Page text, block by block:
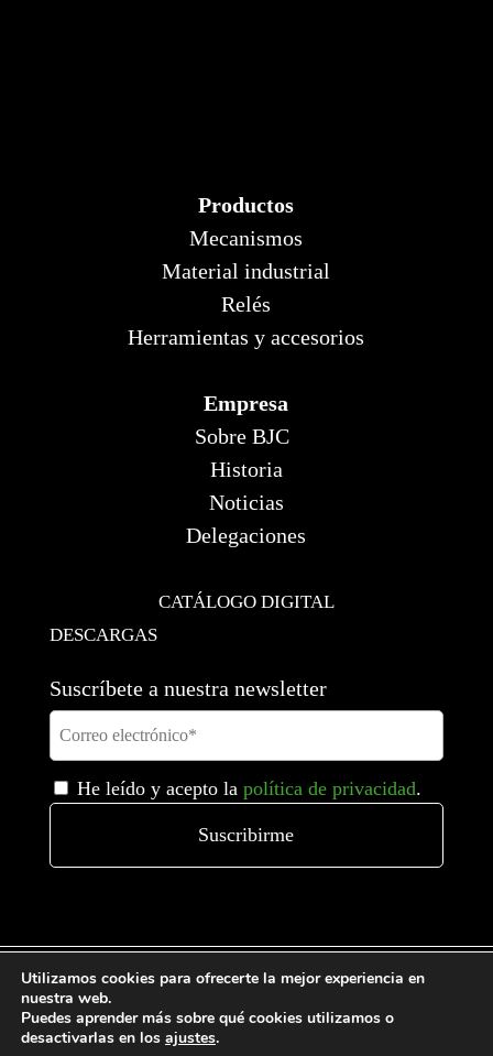
Productos
Mecanismos
Material industrial
Relés
Herramientas y accesorios
Empresa
Sobre BJC
Historia
Noticias
Delegaciones
CATÁLOGO DIGITAL
DESCARGAS
Suscríbete a nuestra newsletter
He leído y acepto la política de privacidad.
Condiciones generales de venta
Utilizamos cookies para ofrecerte la mejor experiencia en
nuestra web.
Puedes aprender más sobre qué cookies utilizamos o
desactivarlas en los ajustes.